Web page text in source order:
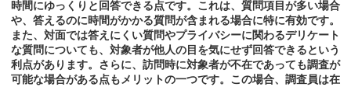
時間にゆっくりと回答できる点です。これは、質問項目が多い場合
や、答えるのに時間がかかる質問が含まれる場合に特に有効です。
また、対面では答えにくい質問やプライバシーに関わるデリケート
な質問についても、対象者が他人の目を気にせず回答できるという
利点があります。さらに、訪問時に対象者が不在であっても調査が
可能な場合がある点もメリットの一つです。この場合、調査員は在